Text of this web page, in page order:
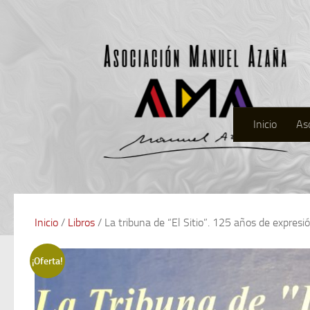
Inicio
Inicio / Libros / La tribuna de “El Sitio”. 125 años de
¡Oferta!